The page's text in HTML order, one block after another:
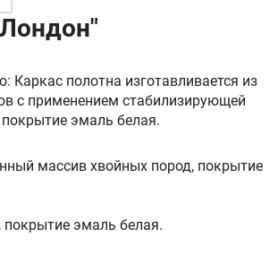
Каркас полотна изготавливается из
с применением стабилизирующей
эмаль белая.
массив хвойных пород, покрытие
эмаль белая.